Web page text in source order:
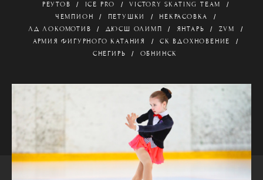
РЕУТОВ
ICE PRO
VICTORY SKATING TEAM
ЧЕМПИОН
ПЕТУШКИ
НЕКРАСОВКА
ЛД ЛОКОМОТИВ
ДЮСШ ОЛИМП ЯНТАРЬ
ZVM
АРМИЯ ФИГУРНОГО КАТАНИЯ
СК ВДОХНОВЕНИЕ
СНЕГИРЬ
ОБНИНСК